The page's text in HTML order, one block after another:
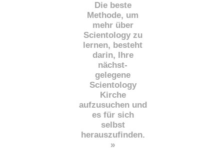
Die beste
Methode, um
mehr über
Scientology zu
lernen, besteht
darin, Ihre
nächst-
gelegene
Scientology
Kirche
aufzusuchen und
es für sich
selbst
herauszufinden.
»